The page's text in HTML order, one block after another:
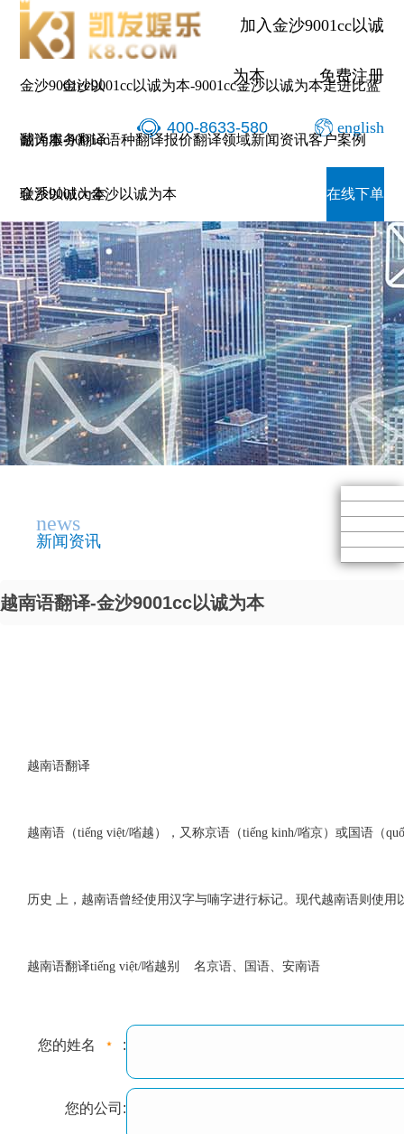
加入金沙9001cc以诚
为本 免费注册
400-8633-580 english
金沙9001cc以
诚为本-9001cc
金沙以诚为本
金沙9001cc以诚为本-9001cc金沙以诚为本走进比蓝
翻译服务翻译语种翻译报价翻译领域新闻资讯客户案例
联系9001cc金沙以诚为本 在线下单
news
新闻资讯
越南语翻译-金沙9001cc以诚为本
越南语翻译
越南语（tiếng việt/㗂越），又称京语（tiếng kinh/㗂京）或国语（
历史 上，越南语曾经使用汉字与喃字进行标记。现代越南语则使
越南语翻译tiếng việt/㗂越别 名京语、国语、安南语
您的姓名 :
您的公司: